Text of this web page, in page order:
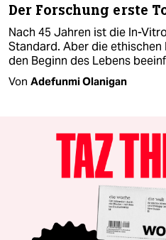
Der Forschung erste
Nach 45 Jahren ist die In-
Standard. Aber die
den Beginn des Lebens
Von Adefunmi Olanigan